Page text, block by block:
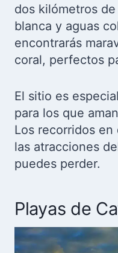
dos kilómetros
blanca y aguas
encontrarás
coral, perfectos
El sitio es
para los que
Los recorridos en
las atracciones
puedes perder.
Playas de